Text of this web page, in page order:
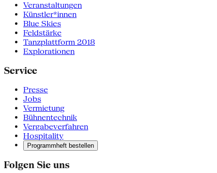
Veranstaltungen
Künstler*innen
Blue Skies
Feldstärke
Tanzplattform 2018
Explorationen
Service
Presse
Jobs
Vermietung
Bühnentechnik
Vergabeverfahren
Hospitality
Programmheft bestellen
Folgen Sie uns